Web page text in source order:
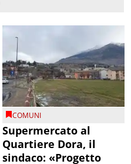
COMUNI
Supermercato al
Quartiere Dora, il
sindaco: «Progetto